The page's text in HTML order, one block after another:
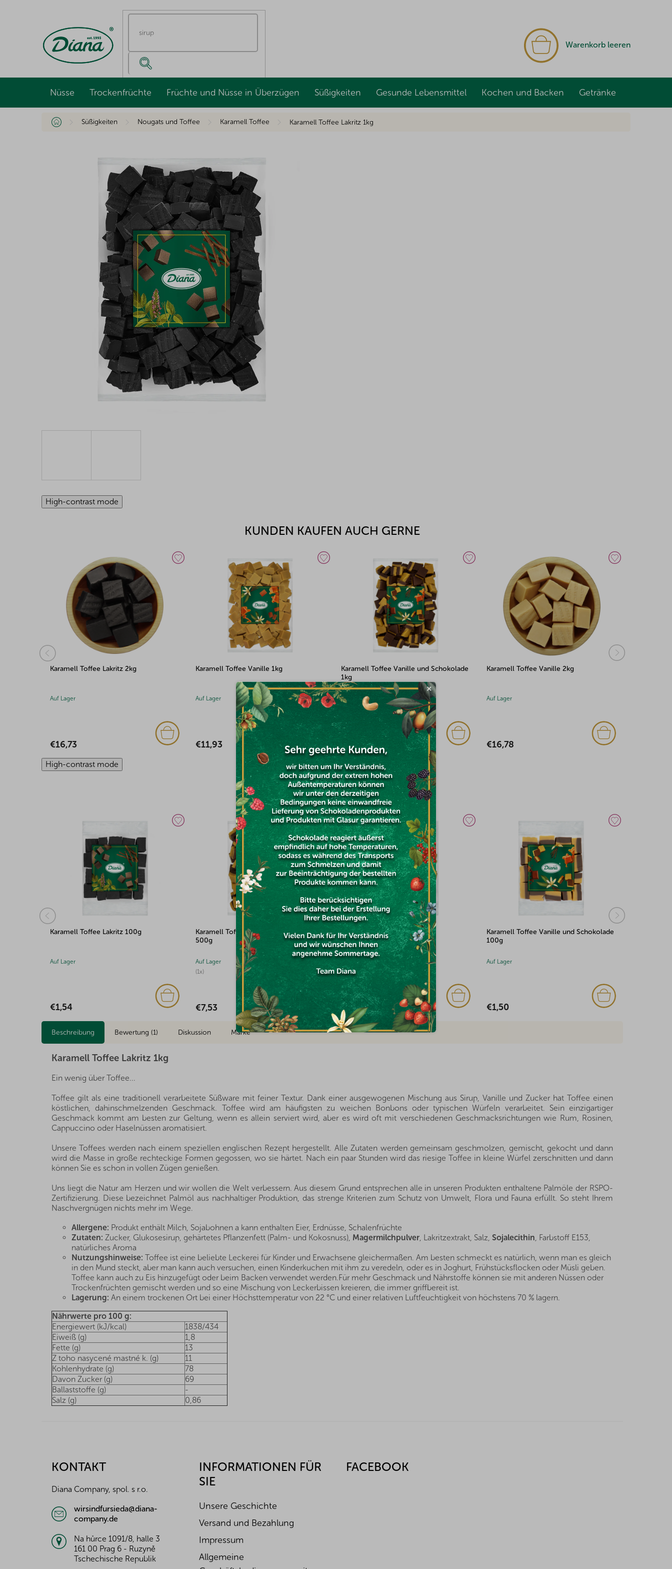
Warenkorb leeren
Nüsse Trockenfrüchte Früchte und Nüsse in Überzügen Süßigkeiten Gesunde Lebensmittel Kochen und Backen Getränke
StartseiteSüßigkeiten Nougats und Toffee Karamell Toffee Karamell Toffee Lakritz 1kg
High-contrast mode
KUNDEN KAUFEN AUCH GERNE
Karamell Toffee Lakritz 2kg
Auf Lager
€16,73
Karamell Toffee Vanille 1kg
Auf Lager
€11,93
Karamell Toffee Vanille und Schokolade
1kg
Auf Lager
€12,16
Karamell Toffee Vanille 2kg
Auf Lager
€16,78
High-contrast mode
DAS KÖNNTE SIE INTERESSIEREN
Karamell Toffee Lakritz 100g
Auf Lager
€1,54
Karamell Toffee Vanille und Schokolade
500g
(1x)
Auf Lager
€7,53
Pistazien-Nougat 100g
Auf Lager
€3,17
Karamell Toffee Vanille und Schokolade
100g
Auf Lager
€1,50
Beschreibung Bewertung (1) Diskussion Marke
Karamell Toffee Lakritz 1kg
Ein wenig über Toffee...
Toffee gilt als eine traditionell verarbeitete Süßware mit feiner Textur. Dank einer ausgewogenen Mischung aus Sirup, Vanille und Zucker hat Toffee einen
köstlichen, dahinschmelzenden Geschmack. Toffee wird am häufigsten zu weichen Bonbons oder typischen Würfeln verarbeitet. Sein einzigartiger
Geschmack kommt am besten zur Geltung, wenn es allein serviert wird, aber es wird oft mit verschiedenen Geschmacksrichtungen wie Rum, Rosinen,
Cappuccino oder Haselnüssen aromatisiert.
Unsere Toffees werden nach einem speziellen englischen Rezept hergestellt. Alle Zutaten werden gemeinsam geschmolzen, gemischt, gekocht und dann
wird die Masse in große rechteckige Formen gegossen, wo sie härtet. Nach ein paar Stunden wird das riesige Toffee in kleine Würfel zerschnitten und dann
können Sie es schon in vollen Zügen genießen.
Uns liegt die Natur am Herzen und wir wollen die Welt verbessern. Aus diesem Grund entsprechen alle in unseren Produkten enthaltene Palmöle der RSPO-
Zertifizierung. Diese bezeichnet Palmöl aus nachhaltiger Produktion, das strenge Kriterien zum Schutz von Umwelt, Flora und Fauna erfüllt. So steht Ihrem
Naschvergnügen nichts mehr im Wege.
Allergene: Produkt enthält Milch, Sojabohnen a kann enthalten Eier, Erdnüsse, Schalenfrüchte
Zutaten: Zucker, Glukosesirup, gehärtetes Pflanzenfett (Palm- und Kokosnuss), Magermilchpulver , Lakritzextrakt, Salz, Sojalecithin , Farbstoff E153,
natürliches Aroma
Nutzungshinweise: Toffee ist eine beliebte Leckerei für Kinder und Erwachsene gleichermaßen. Am besten schmeckt es natürlich, wenn man es gleich
in den Mund steckt, aber man kann auch versuchen, einen Kinderkuchen mit ihm zu veredeln, oder es in Joghurt, Frühstücksflocken oder Müsli geben.
Toffee kann auch zu Eis hinzugefügt oder beim Backen verwendet werden.Für mehr Geschmack und Nährstoffe können sie mit anderen Nüssen oder
Trockenfrüchten gemischt werden und so eine Mischung von Leckerbissen kreieren, die immer griffbereit ist.
Lagerung: An einem trockenen Ort bei einer Höchsttemperatur von 22 °C und einer relativen Luftfeuchtigkeit von höchstens 70 % lagern.
Nährwerte pro 100 g:
Energiewert (kJ/kcal)
1838/434
Eiweiß (g)
1,8
Fette (g)
13
Z toho nasycené mastné k. (g)
11
Kohlenhydrate (g)
78
Davon Zucker (g)
69
Ballaststoffe (g)
-
Salz (g)
0,86
KONTAKT
Diana Company, spol. s r.o.
wirsindfursieda@diana-
company.de
Na hůrce 1091/8, halle 3
161 00 Prag 6 - Ruzyně
Tschechische Republik
INFORMATIONEN FÜR
SIE
Unsere Geschichte
Versand und Bezahlung
Impressum
Allgemeine
FACEBOOK
×